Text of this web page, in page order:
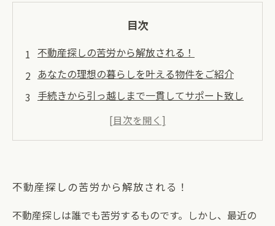
目次
不動産探しの苦労から解放される！
あなたの理想の暮らしを叶える物件をご紹介
手続きから引っ越しまで一貫してサポート致し
不動産探しの苦労から解放される！
不動産探しは誰でも苦労するものです。しかし、最近の